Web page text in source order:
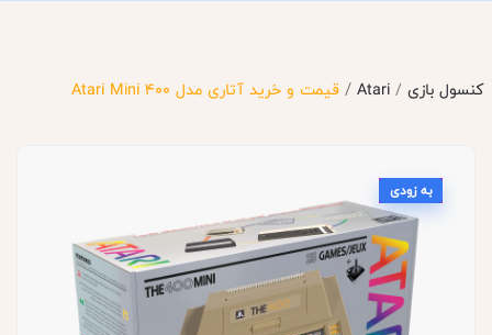
کنسول بازی /
Atari
/قیمت و خرید آتاری مدل Atari Mini 400
به زودی